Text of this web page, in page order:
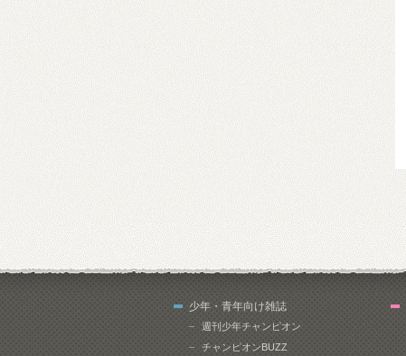
少年・青年向け雑誌
週刊少年チャンピオン
チャンピオンBUZZ